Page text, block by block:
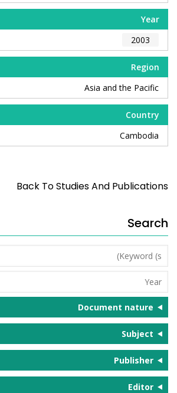
Year
2003
Region
Asia and the Pacific
Country
Cambodia
Back To Studies And Publications
Search
Keyword
(s)
Year
Document nature
Subject
Publisher
Editor